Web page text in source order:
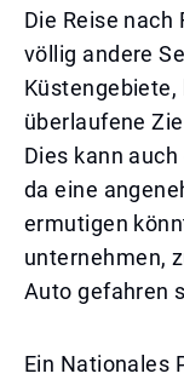
Die Reise
völlig andere
überlaufene
Dies kann
da eine
ermutigen
unternehmen,
Auto gefahren
Ein Nationales